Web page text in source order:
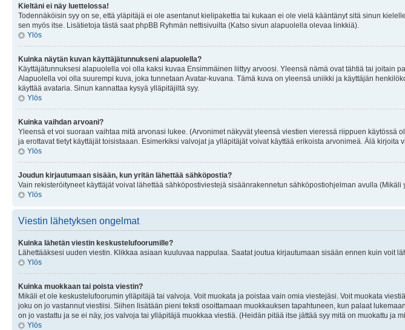
Kieltäni ei näy luettelossa!
Todennäköisin syy on se, että yläpitäjä ei ole asentanut kielipakettia tai kukaan ei ole vielä kääntänyt sitä sinun
sen myös itse. Lisätietoja tästä saat phpBB Ryhmän nettisivuilta (Katso sivun alapuolella olevaa linkkiä).
Ylös
Kuinka näytän kuvan käyttäjätunnukseni alapuolella?
Käyttäjätunnuksesi alapuolella voi olla kaksi kuvaa Ensimmäinen liittyy arvoosi. Yleensä nämä ovat tähtiä tai joitain
Alapuolella voi olla suurempi kuva, joka tunnetaan Avatar-kuvana. Tämä kuva on yleensä uniikki ja käyttäjän
käyttää avataria. Sinun kannattaa kysyä ylläpitäjiltä syy.
Ylös
Kuinka vaihdan arvoani?
Yleensä et voi suoraan vaihtaa mitä arvonasi lukee. (Arvonimet näkyvät yleensä viestien vieressä riippuen
ja erottavat tietyt käyttäjät toisistaaan. Esimerkiksi valvojat ja ylläpitäjät voivat käyttää erikoista arvonimeä. Älä
Ylös
Joudun kirjautumaan sisään, kun yritän lähettää sähköpostia?
Vain rekisteröityneet käyttäjät voivat lähettää sähköpostiviestejä sisäänrakennetun sähköpostiohjelman avulla
Ylös
Viestin lähetyksen ongelmat
Kuinka lähetän viestin keskustelufoorumille?
Lähettääksesi uuden viestin. Klikkaa asiaan kuuluvaa nappulaa. Saatat joutua kirjautumaan sisään ennen kuin voit
Ylös
Kuinka muokkaan tai poista viestin?
Mikäli et ole keskustelufoorumin ylläpitäjä tai valvoja. Voit muokata ja poistaa vain omia viestejäsi. Voit muokata
joku on jo vastannut viestiisi. Siihen lisätään pieni teksti osoittamaan muokkauksen tapahtuneen, kun palaat
on jo vastattu ja se ei näy, jos valvoja tai ylläpitäjä muokkaa viestiä. (Heidän pitää itse jättää syy mitä on muokattu ja
Ylös